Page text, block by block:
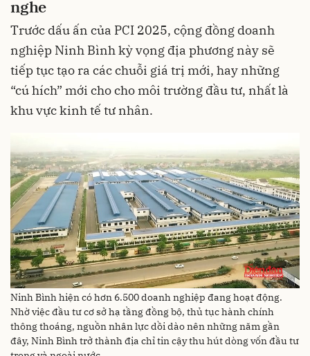
nghe
Trước dấu ấn của PCI 2025, cộng đồng doanh
nghiệp Ninh Bình kỳ vọng địa phương này sẽ
tiếp tục tạo ra các chuỗi giá trị mới, hay những
“cú hích” mới cho cho môi trường đầu tư, nhất là
khu vực kinh tế tư nhân.
Ninh Bình hiện có hơn 6.500 doanh nghiệp đang hoạt động.
Nhờ việc đầu tư cơ sở hạ tầng đồng bộ, thủ tục hành chính
thông thoáng, nguồn nhân lực dồi dào nên những năm gần
đây, Ninh Bình trở thành địa chỉ tin cậy thu hút dòng vốn đầu tư